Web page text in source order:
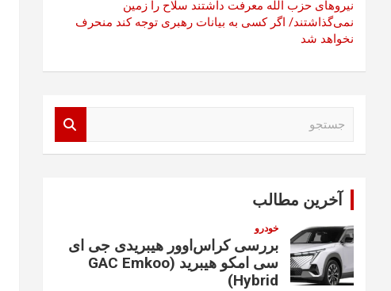
نیروهای حزب الله معرفت داشتند سلاح را زمین
نمی‌گذاشتند/ اگر کسی به بیانات رهبری توجه کند منحرف
نخواهد شد
آخرین مطالب
خودرو
بررسی کراس‌اوور هیبریدی جی ای
سی امکو هیبرید (GAC Emkoo
Hybrid)